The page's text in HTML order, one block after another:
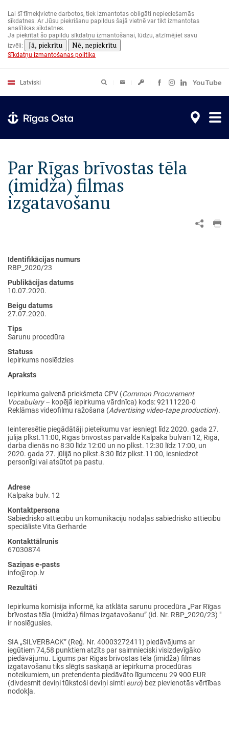
galveno
saturu
Lai šī tīmekļvietne darbotos, tiek izmantotas obligāti nepieciešamās
sīkdatnes. Ar Jūsu piekrišanu papildus šajā vietnē var tikt izmantotas
analītikas sīkdatnes.
Ja piekrītat šo papildu sīkdatņu izmantošanai, lūdzu, atzīmējiet savu
izvēli:
Jā, piekrītu Nē, nepiekrītu
Sīkdatņu izmantošanas politika
Latviski
Par Rīgas brīvostas tēla
(imidža) filmas
izgatavošanu
Identifikācijas numurs
RBP_2020/23
Publikācijas datums
10.07.2020.
Beigu datums
27.07.2020.
Tips
Sarunu procedūra
Statuss
Iepirkums noslēdzies
Apraksts
Iepirkuma galvenā priekšmeta CPV (Common Procurement
Vocabulary– kopējā iepirkuma vārdnīca) kods: 92111220-0
Reklāmas videofilmu ražošana (Advertising video-tape production).
Ieinteresētie piegādātāji pieteikumu var iesniegt līdz 2020. gada 27.
jūlija plkst.11:00, Rīgas brīvostas pārvaldē Kalpaka bulvārī 12, Rīgā,
darba dienās no 8:30 līdz 12:00 un no plkst. 12:30 līdz 17:00, un
2020. gada 27. jūlijā no plkst.8:30 līdz plkst.11:00, iesniedzot
personīgi vai atsūtot pa pastu.
Adrese
Kalpaka bulv. 12
Kontaktpersona
Sabiedrisko attiecību un komunikāciju nodaļas sabiedrisko attiecību
speciāliste Vita Gerharde
Kontakttālrunis
67030874
Saziņas e-pasts
info@rop.lv
Rezultāti
Iepirkuma komisija informē, ka atklāta sarunu procedūra „Par Rīgas
brīvostas tēla (imidža) filmas izgatavošanu” (id. Nr. RBP_2020/23) "
ir noslēgusies.
SIA „SILVERBACK” (Reģ. Nr. 40003272411) piedāvājums ar
iegūtiem 74,58 punktiem atzīts par saimnieciski visizdevīgāko
piedāvājumu. Līgums par Rīgas brīvostas tēla (imidža) filmas
izgatavošanu tiks slēgts saskaņā ar iepirkuma procedūras
noteikumiem, un pretendenta piedāvāto līgumcenu 29 900 EUR
(divdesmit deviņi tūkstoši deviņi simti euro) bez pievienotās vērtības
nodokļa.